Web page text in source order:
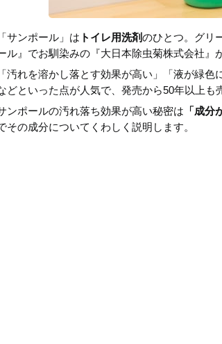
「サンポール」は トイレ用洗剤のひとつ。グリ
ル』でお馴染みの『大日本除虫菊株式会社』
「汚れを溶かし落とす効果が高い」「液が緑
どといった点が人気で、発売から50年以上も
ンポールの汚れ落ち効果が高い秘密は 「成分
その成分についてくわしく説明します。